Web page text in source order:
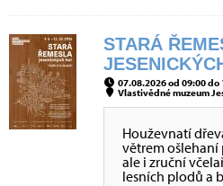
STARÁ
07.08.2026 od 09:00 do
Vlastivědné muzeum
Houževnatí
větrem
ale i zruční
lesních plodů a